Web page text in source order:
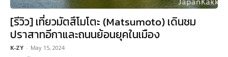
[รีวิว] เที่ยวมัตสึโมโตะ (Matsumoto) เดินชม
ปราสาทอีกาและถนนย้อนยุคในเมือง
K-ZY - May 15, 2024